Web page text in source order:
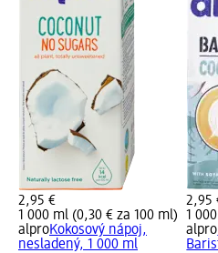
2,95 €
1 000 ml (0,30 € za 100 ml)
alproKokosový nápoj,
nesladený, 1 000 ml
2,95
1
alpro